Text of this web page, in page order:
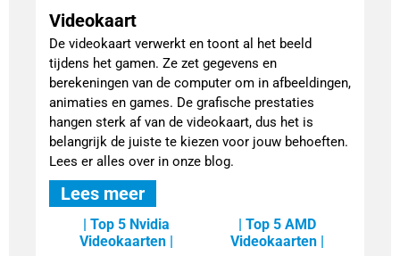
Videokaart
De videokaart verwerkt en toont al het beeld
tijdens het gamen. Ze zet gegevens en
berekeningen van de computer om in afbeeldingen,
animaties en games. De grafische prestaties
hangen sterk af van de videokaart, dus het is
belangrijk de juiste te kiezen voor jouw behoeften.
Lees er alles over in onze blog.
Lees meer
| Top 5 Nvidia
Videokaarten |
| Top 5 AMD
Videokaarten |